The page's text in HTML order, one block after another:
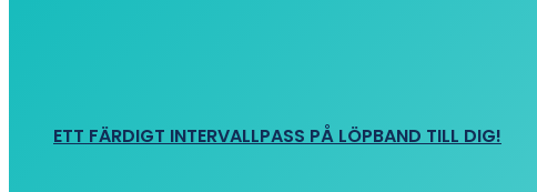
ETT FÄRDIGT INTERVALLPASS PÅ LÖPBAND TILL DIG!